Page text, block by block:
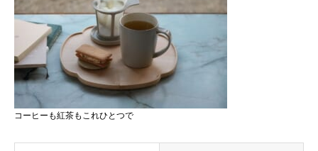
コーヒーも紅茶もこれひとつで